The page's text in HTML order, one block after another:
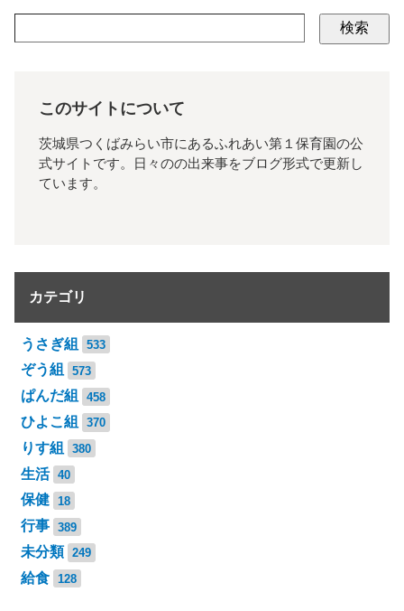
検索
このサイトについて
茨城県つくばみらい市にあるふれあい第１保育園の公
式サイトです。日々のの出来事をブログ形式で更新し
ています。
カテゴリ
うさぎ組 533
ぞう組 573
ぱんだ組 458
ひよこ組 370
りす組 380
生活 40
保健 18
行事 389
未分類 249
給食 128